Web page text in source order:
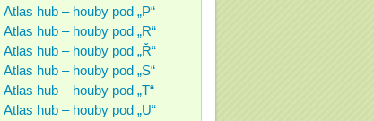
Atlas hub – houby pod „P“
Atlas hub – houby pod „R“
Atlas hub – houby pod „Ř“
Atlas hub – houby pod „S“
Atlas hub – houby pod „T“
Atlas hub – houby pod „U“